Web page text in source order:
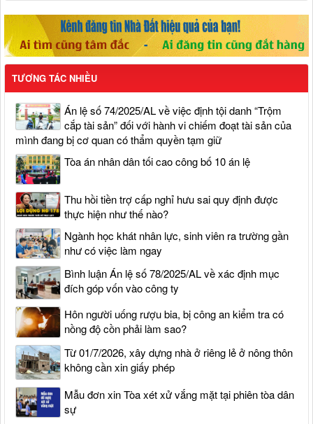
TƯƠNG TÁC NHIỀU
Án lệ số 74/2025/AL về việc định tội danh “Trộm
cắp tài sản” đối với hành vi chiếm đoạt tài sản của
mình đang bị cơ quan có thẩm quyền tạm giữ
Tòa án nhân dân tối cao công bố 10 án lệ
Thu hồi tiền trợ cấp nghỉ hưu sai quy định được
thực hiện như thế nào?
Ngành học khát nhân lực, sinh viên ra trường gần
như có việc làm ngay
Bình luận Án lệ số 78/2025/AL về xác định mục
đích góp vốn vào công ty
Hôn người uống rượu bia, bị công an kiểm tra có
nồng độ cồn phải làm sao?
Từ 01/7/2026, xây dựng nhà ở riêng lẻ ở nông thôn
không cần xin giấy phép
Mẫu đơn xin Tòa xét xử vắng mặt tại phiên tòa dân
sự